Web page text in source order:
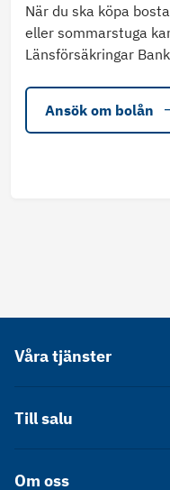
När du ska köpa
eller sommarstuga
Länsförsäkringar
Ansök om bolån
Våra tjänster
Försprång
Till salu
Om oss